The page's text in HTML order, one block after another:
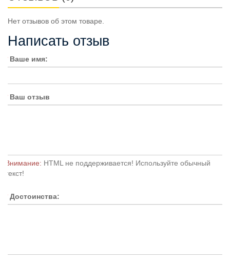
Нет отзывов об этом товаре.
Написать отзыв
Ваше имя:
Ваш отзыв
Внимание: HTML не поддерживается! Используйте обычный
текст!
Достоинства: